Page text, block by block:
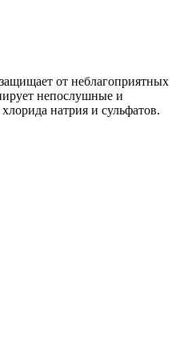
от неблагоприятных
непослушные и
натрия и сульфатов.